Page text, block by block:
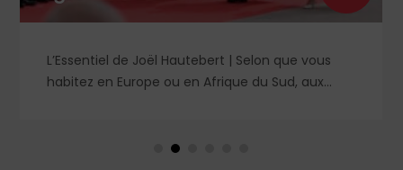
L’Essentiel de Joël Hautebert | Selon que vous
habitez en Europe ou en Afrique du Sud, aux
événements aux Pays-Bas ou en Irlande